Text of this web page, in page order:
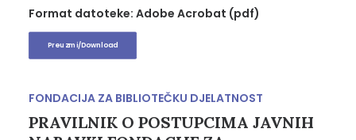
Format datoteke: Adobe Acrobat (pdf)
Preuzmi/Download
FONDACIJA ZA BIBLIOTEČKU DJELATNOST
PRAVILNIK O POSTUPCIMA JAVNIH